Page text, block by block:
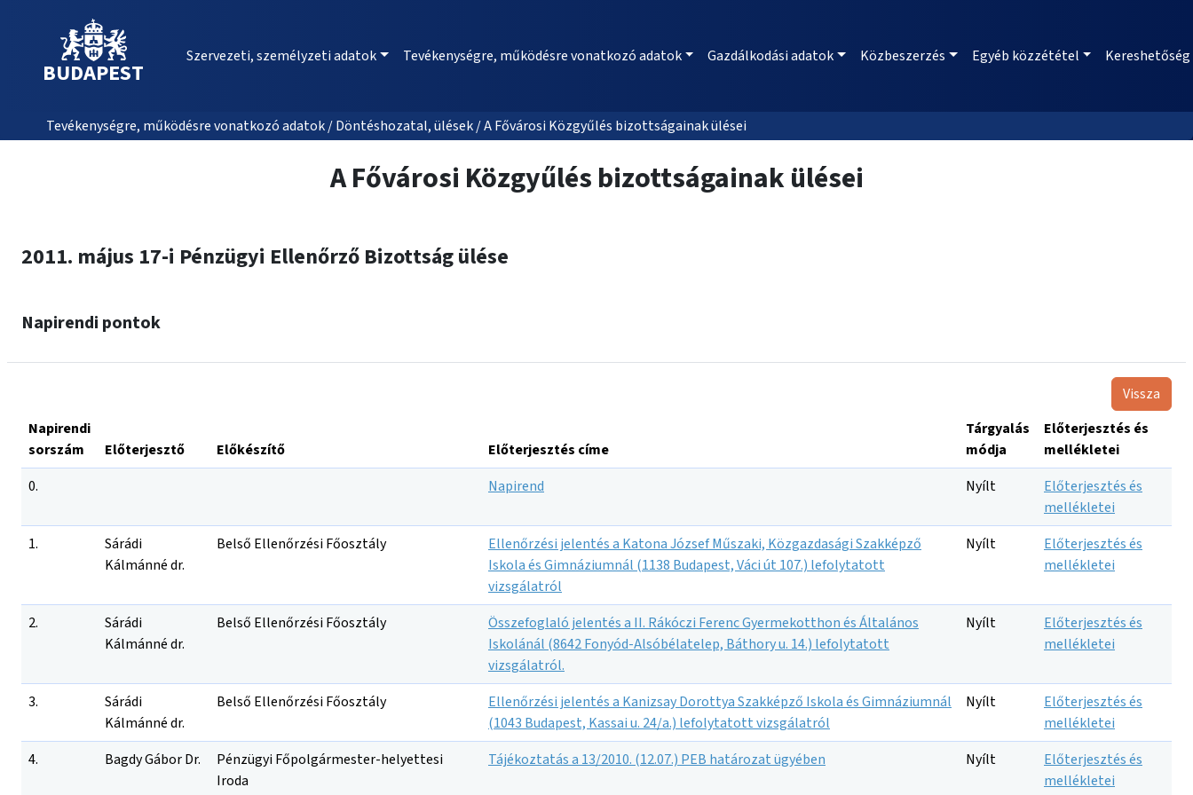
BUDAPEST
Szervezeti, személyzeti adatok Tevékenységre, működésre vonatkozó adatok Gazdálkodási adatok Közbeszerzés Egyéb közzététel Kereshetőség
Tevékenységre, működésre vonatkozó adatok / Döntéshozatal, ülések / A Fővárosi Közgyűlés bizottságainak ülései
A Fővárosi Közgyűlés bizottságainak ülései
2011. május 17-i Pénzügyi Ellenőrző Bizottság ülése
Napirendi pontok
Vissza
Napirendi
sorszám
Előterjesztő Előkészítő Előterjesztés címe
Tárgyalás
módja
Előterjesztés és
mellékletei
0.
Napirend Nyílt
Előterjesztés és
mellékletei
1.
Sárádi
Kálmánné dr.
Belső Ellenőrzési Főosztály
Ellenőrzési jelentés a Katona József Műszaki, Közgazdasági Szakképző
Iskola és Gimnáziumnál (1138 Budapest, Váci út 107.) lefolytatott
vizsgálatról
Nyílt
Előterjesztés és
mellékletei
2.
Sárádi
Kálmánné dr.
Belső Ellenőrzési Főosztály
Összefoglaló jelentés a II. Rákóczi Ferenc Gyermekotthon és Általános
Iskolánál (8642 Fonyód-Alsóbélatelep, Báthory u. 14.) lefolytatott
vizsgálatról.
Nyílt
Előterjesztés és
mellékletei
3.
Sárádi
Kálmánné dr.
Belső Ellenőrzési Főosztály
Ellenőrzési jelentés a Kanizsay Dorottya Szakképző Iskola és Gimnáziumnál
(1043 Budapest, Kassai u. 24/a.) lefolytatott vizsgálatról
Nyílt
Előterjesztés és
mellékletei
4.
Bagdy Gábor Dr.
Pénzügyi Főpolgármester-helyettesi
Iroda
Tájékoztatás a 13/2010. (12.07.) PEB határozat ügyében Nyílt
Előterjesztés és
mellékletei